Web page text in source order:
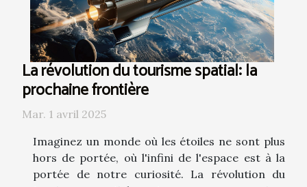
La révolution du tourisme spatial: la
prochaine frontière
Mar. 1 avril 2025
Imaginez un monde où les étoiles ne sont plus
hors de portée, où l'infini de l'espace est à la
portée de notre curiosité. La révolution du